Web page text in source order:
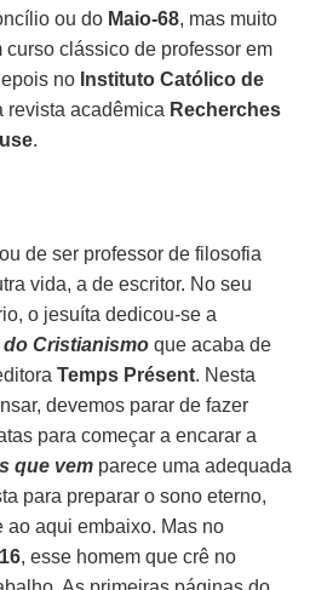
ou do Maio-68, mas muito
curso clássico de professor em
no Instituto Católico de
revista acadêmica Recherches
.
de ser professor de filosofia
vida, a de escritor. No seu
o jesuíta dedicou-se a
Cristianismo que acaba de
Temps Présent. Nesta
devemos parar de fazer
para começar a encarar a
que vem parece uma adequada
para preparar o sono eterno,
ao aqui embaixo. Mas no
, esse homem que crê no